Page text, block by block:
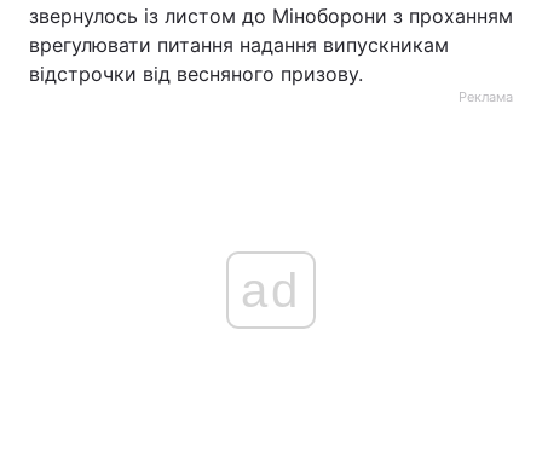
звернулось із листом до Міноборони з проханням
врегулювати питання надання випускникам
відстрочки від весняного призову.
Реклама
ad